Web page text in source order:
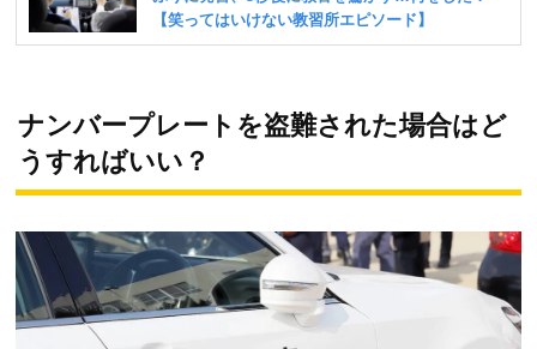
ナンバープレートを盗難された場合はど
うすればいい？